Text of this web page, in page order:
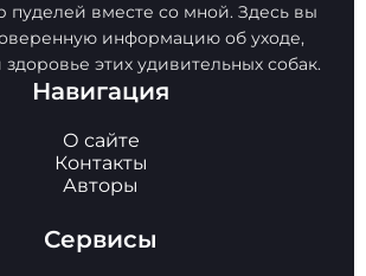
пуделей вместе со мной. Здесь вы
информацию об уходе,
этих удивительных собак.
Навигация
О сайте
Контакты
Авторы
Сервисы